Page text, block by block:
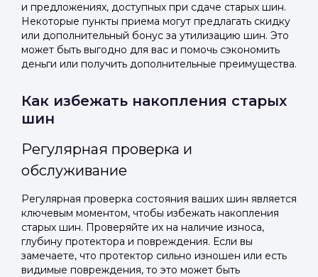
и предложениях, доступных при сдаче старых шин.
Некоторые пункты приема могут предлагать скидку
или дополнительный бонус за утилизацию шин. Это
может быть выгодно для вас и помочь сэкономить
деньги или получить дополнительные преимущества.
Как избежать накопления старых
шин
Регулярная проверка и
обслуживание
Регулярная проверка состояния ваших шин является
ключевым моментом, чтобы избежать накопления
старых шин. Проверяйте их на наличие износа,
глубину протектора и повреждения. Если вы
замечаете, что протектор сильно изношен или есть
видимые повреждения, то это может быть